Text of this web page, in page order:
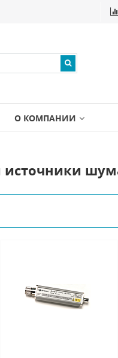
О КОМПАНИИ